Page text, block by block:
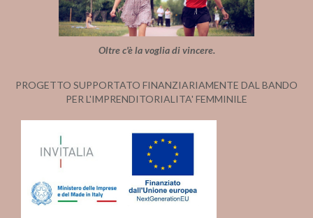
Oltre c'è la voglia di vincere.
PROGETTO SUPPORTATO FINANZIARIAMENTE DAL BANDO
PER L'IMPRENDITORIALITA' FEMMINILE